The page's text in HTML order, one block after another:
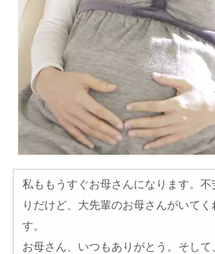
私ももうすぐお母さんになります。不
りだけど、大先輩のお母さんがいて
す。
お母さん、いつもありがとう。そして